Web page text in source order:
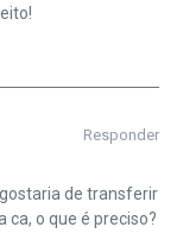
Responder
de transferir
o que é preciso?